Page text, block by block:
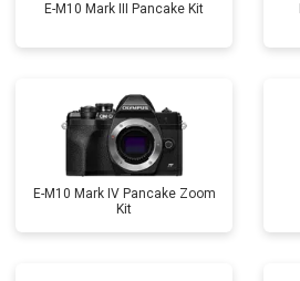
E-M10 Mark III Pancake Kit
E-M10 Mark IV Pancake Zoom
Kit